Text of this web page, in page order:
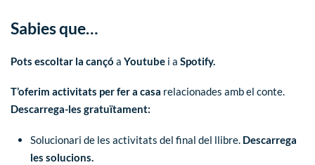
Sabies que…
Pots escoltar la cançó a Youtube i a Spotify.
T’oferim activitats per fer a casa relacionades amb el conte.
Descarrega-les gratuïtament:
Solucionari de les activitats del final del llibre. Descarrega
les solucions.